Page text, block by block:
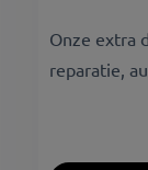
Onze extra
reparatie,